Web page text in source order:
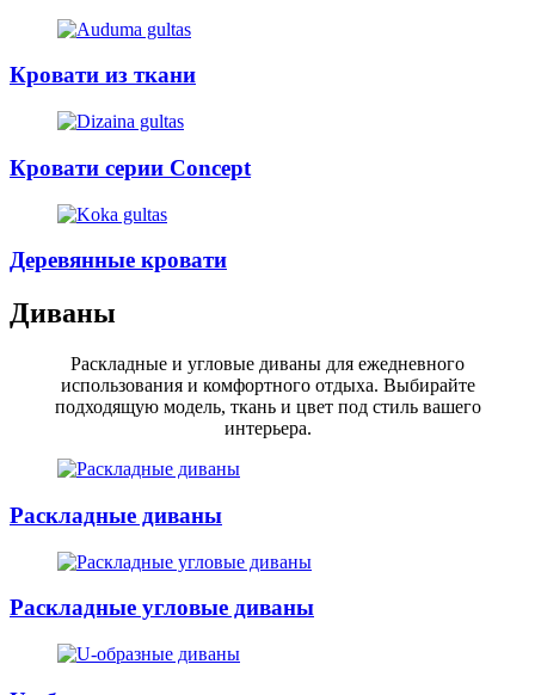
Кровати из ткани
Кровати серии Concept
Деревянные кровати
Диваны
Раскладные и угловые диваны для ежедневного
использования и комфортного отдыха. Выбирайте
подходящую модель, ткань и цвет под стиль вашего
интерьера.
Раскладные диваны
Раскладные угловые диваны